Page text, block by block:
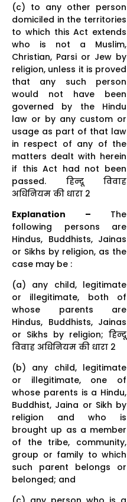
(c) to any other person
domiciled in the territories
to which this Act extends
who is not a Muslim,
Christian, Parsi or Jew by
religion, unless it is proved
that any such person
would not have been
governed by the Hindu
law or by any custom or
usage as part of that law
in respect of any of the
matters dealt with herein
if this Act had not been
passed. हिन्दू विवाह
अधिनियम की धारा 2
Explanation – The
following persons are
Hindus, Buddhists, Jainas
or Sikhs by religion, as the
case may be :
(a) any child, legitimate
or illegitimate, both of
whose parents are
Hindus, Buddhists, Jainas
or Sikhs by religion; हिन्दू
विवाह अधिनियम की धारा 2
(b) any child, legitimate
or illegitimate, one of
whose parents is a Hindu,
Buddhist, Jaina or Sikh by
religion and who is
brought up as a member
of the tribe, community,
group or family to which
such parent belongs or
belonged; and